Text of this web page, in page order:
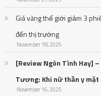
Giá vàng thế giới giảm 3
đến thị trường
November 18, 2025
[Review Ngôn Tình Hay]
Tương: Khi nữ thần y
November 16, 2025